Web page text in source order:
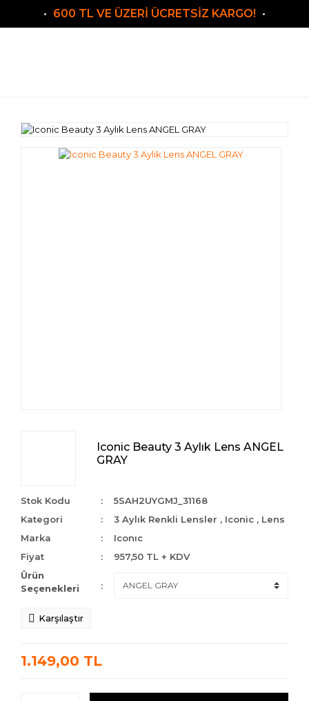
600 TL VE ÜZERİ ÜCRETSİZ KARGO!
Iconic Beauty 3 Aylık Lens ANGEL
GRAY
Stok Kodu
5SAH2UYGMJ_31168
Kategori
3 Aylık Renkli Lensler , Iconic , Lens
Marka
Iconıc
Fiyat
957,50 TL + KDV
Ürün
Seçenekleri
Karşılaştır
1.149,00 TL